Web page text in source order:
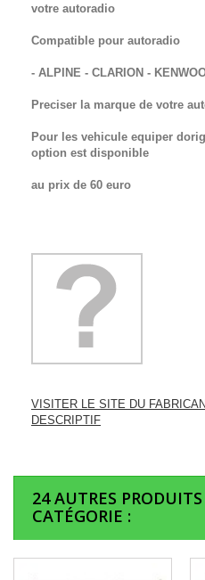
votre autoradio
Compatible pour autoradio
- ALPINE - CLARION -
Preciser la marque de votre
Pour les vehicule equiper
option est disponible
au prix de 60 euro
VISITER LE SITE DU
DESCRIPTIF
24 AUTRES
CATÉGORIE :